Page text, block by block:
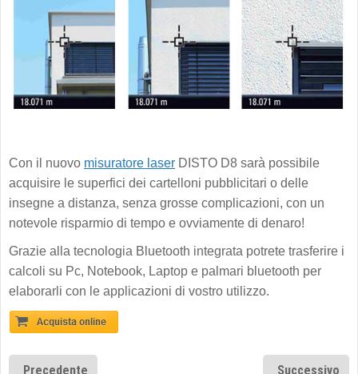
Con il nuovo misuratore laser DISTO D8 sarà possibile
acquisire le superfici dei cartelloni pubblicitari o delle
insegne a distanza, senza grosse complicazioni, con un
notevole risparmio di tempo e ovviamente di denaro!
Grazie alla tecnologia Bluetooth integrata potrete trasferire i
calcoli su Pc, Notebook, Laptop e palmari bluetooth per
elaborarli con le applicazioni di vostro utilizzo.
Precedente Successivo